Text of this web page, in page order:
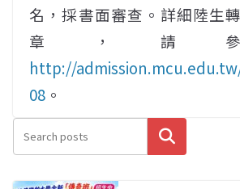
名，採書面審查。詳細陸生
章，請
http://
08 。
搜尋